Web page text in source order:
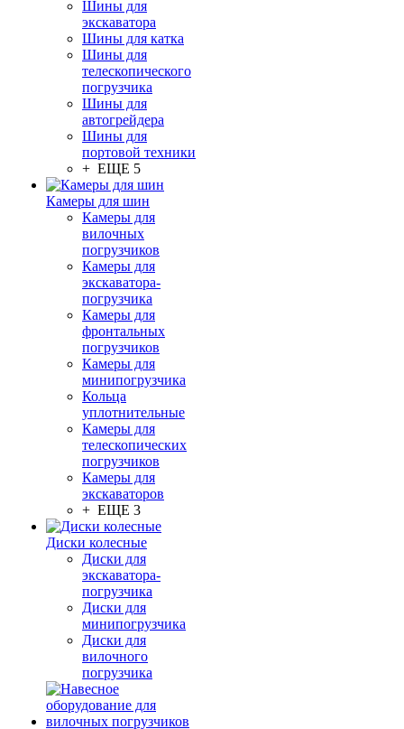
Шины для
экскаватора
Шины для катка
Шины для
телескопического
погрузчика
Шины для
автогрейдера
Шины для
портовой техники
+ ЕЩЕ 5
Камеры для шин
Камеры для
вилочных
погрузчиков
Камеры для
экскаватора-
погрузчика
Камеры для
фронтальных
погрузчиков
Камеры для
минипогрузчика
Кольца
уплотнительные
Камеры для
телескопических
погрузчиков
Камеры для
экскаваторов
+ ЕЩЕ 3
Диски колесные
Диски для
экскаватора-
погрузчика
Диски для
минипогрузчика
Диски для
вилочного
погрузчика